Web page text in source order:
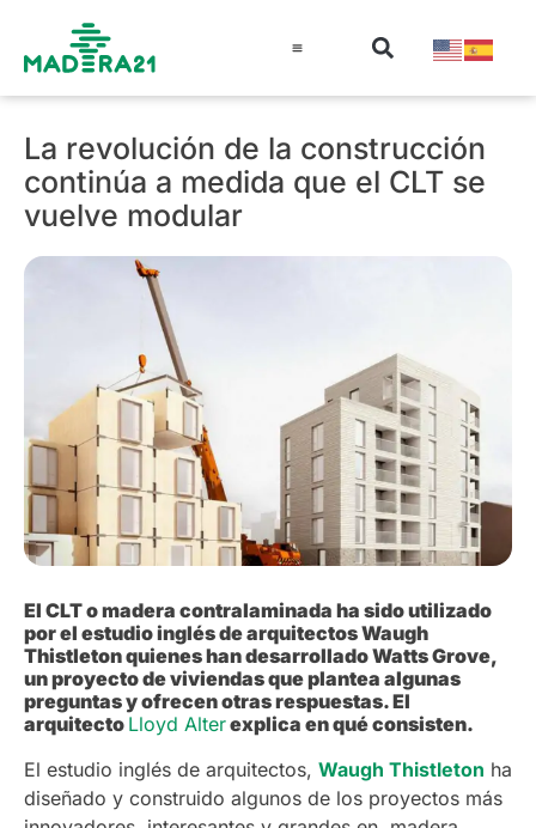
La revolución de la construcción
continúa a medida que el CLT se
vuelve modular
El CLT o madera contralaminada ha sido utilizado
por el estudio inglés de arquitectos Waugh
Thistleton quienes han desarrollado Watts Grove,
un proyecto de viviendas que plantea algunas
preguntas y ofrecen otras respuestas. El
arquitecto Lloyd Alterexplica en qué consisten.
El estudio inglés de arquitectos, Waugh Thistleton ha
diseñado y construido algunos de los proyectos más